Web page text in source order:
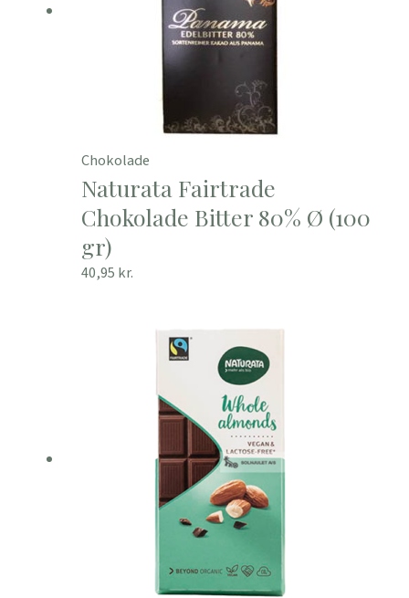
Chokolade
Naturata Fairtrade
Chokolade Bitter 80% Ø (100
gr)
40,95 kr.